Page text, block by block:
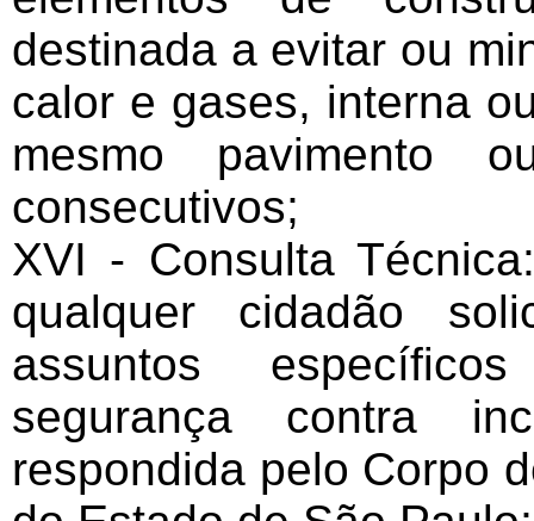
destinada a evitar ou
calor e gases, interna
mesmo pavimento
consecutivos;
XVI - Consulta
qualquer cidadão
assuntos
segurança contra
respondida pelo Corpo